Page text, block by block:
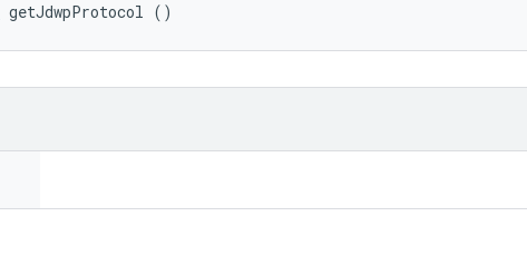
getJdwpProtocol ()